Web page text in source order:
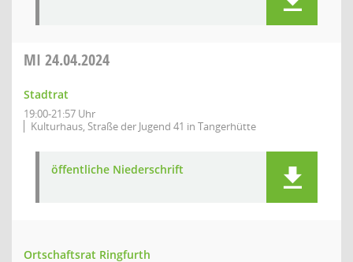
MI 24.04.2024
Stadtrat
19:00-21:57 Uhr
Kulturhaus, Straße der Jugend 41 in Tangerhütte
öffentliche Niederschrift
Ortschaftsrat Ringfurth